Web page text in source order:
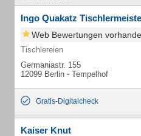
Ingo Quakatz
Web Bewertungen
Tischlereien
Germaniastr. 155
12099 Berlin - Tempelhof
Gratis-Digitalcheck
Kaiser Knut